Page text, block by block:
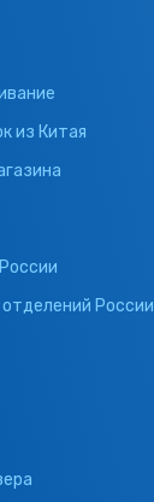
из Китая
России